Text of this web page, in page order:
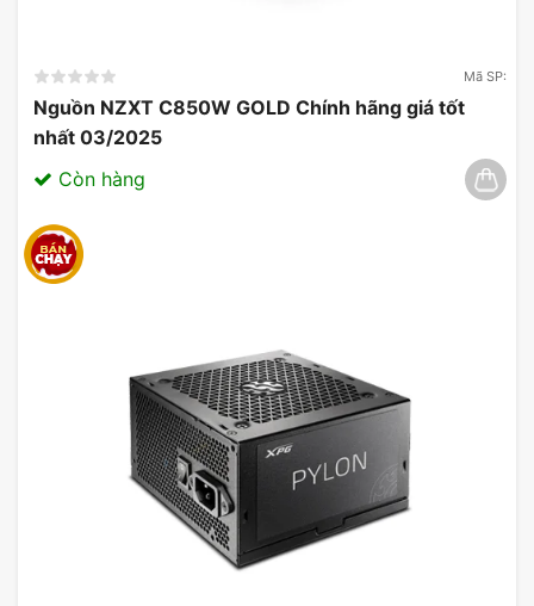
Mã SP:
Nguồn NZXT C850W GOLD Chính hãng giá tốt
nhất 03/2025
Còn hàng